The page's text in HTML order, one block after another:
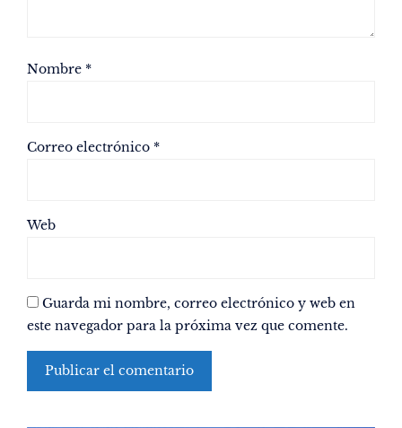
Nombre *
Correo electrónico *
Web
Guarda mi nombre, correo electrónico y web en
este navegador para la próxima vez que comente.